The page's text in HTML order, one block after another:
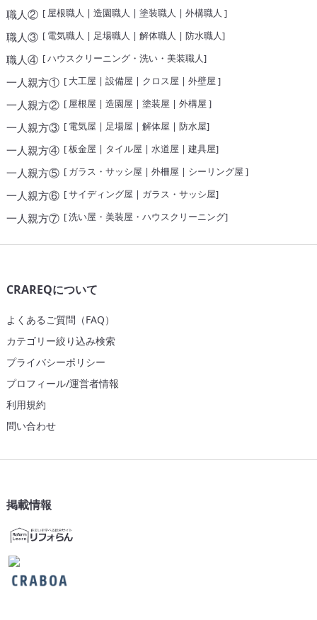
職人②[ 屋根職人 | 造園職人 | 塗装職人 | 外構職人 ]
職人③[ 電気職人 | 足場職人 | 解体職人 | 防水職人]
職人④[ハウスクリーニング・洗い・美装職人]
一人親方①[ 大工屋 | 設備屋 | クロス屋 | 外壁屋 ]
一人親方②[ 屋根屋 | 造園屋 | 塗装屋 | 外構屋 ]
一人親方③[ 電気屋 | 足場屋 | 解体屋 | 防水屋]
一人親方④[板金屋 | タイル屋 | 水道屋 | 建具屋]
一人親方⑤[ ガラス・サッシ屋 | 外柵屋 | シーリング屋 ]
一人親方⑥[サイディング屋 | ガラス・サッシ屋]
一人親方⑦[洗い屋・美装屋・ハウスクリーニング]
CRAREQについて
よくあるご質問（FAQ）
カテゴリー絞り込み検索
プライバシーポリシー
プロフィール/運営者情報
利用規約
問い合わせ
掲載情報